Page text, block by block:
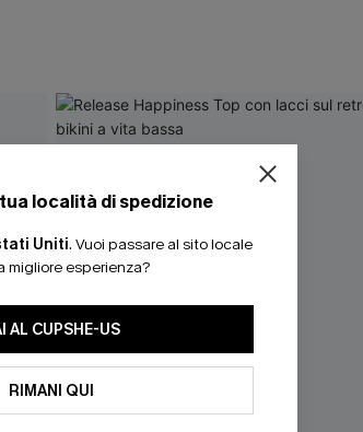
località di spedizione
Uniti. Vuoi passare al sito locale
migliore esperienza?
AL CUPSHE-US
RIMANI QUI